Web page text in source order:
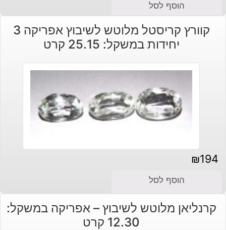
המקורי
היה:
הנוכחי
הוא:
הוסף לסל
קוורץ קריסטל מלוטש לשיבוץ אפריקה 3
יחידות במשקל: 25.15 קרט
₪194
הוסף לסל
קרנליאן מלוטש לשיבוץ – אפריקה במשקל:
12.30 קרט